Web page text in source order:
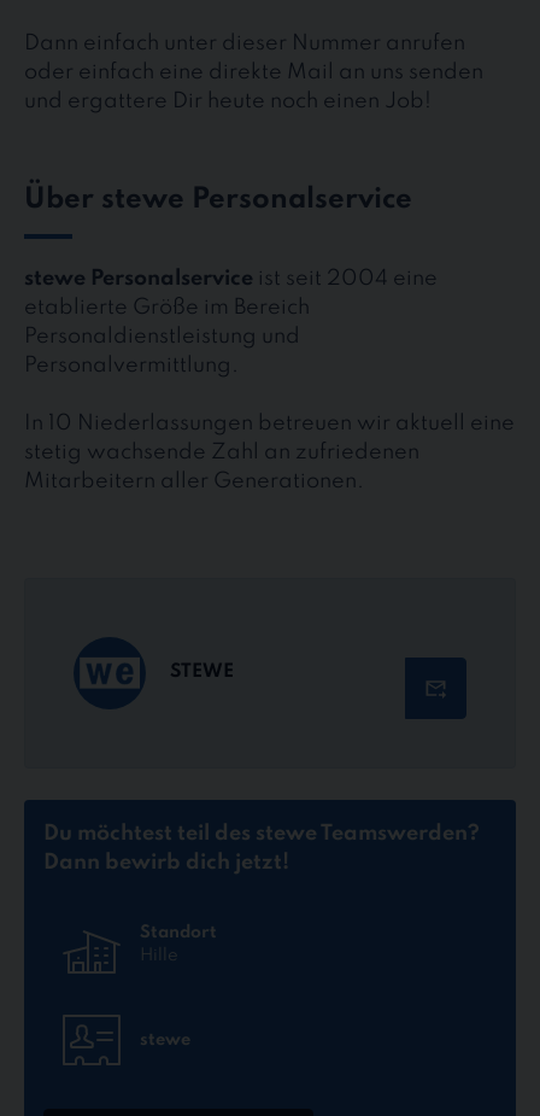
Dann einfach unter dieser Nummer anrufen
oder einfach eine direkte Mail an uns senden
und ergattere Dir heute noch einen Job!
Über stewe Personalservice
stewe Personalservice ist seit 2004 eine
etablierte Größe im Bereich
Personaldienstleistung und
Personalvermittlung.
In 10 Niederlassungen betreuen wir aktuell eine
stetig wachsende Zahl an zufriedenen
Mitarbeitern aller Generationen.
STEWE
Du möchtest teil des stewe Teamswerden?
Dann bewirb dich jetzt!
Standort
Hille
stewe